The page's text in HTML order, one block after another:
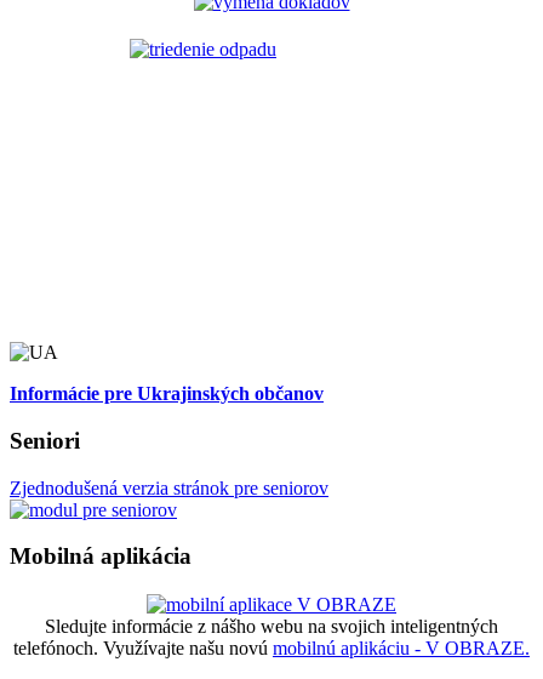
Informácie pre Ukrajinských občanov
Seniori
Zjednodušená verzia stránok pre seniorov
Mobilná aplikácia
Sledujte informácie z nášho webu na svojich inteligentných
telefónoch. Využívajte našu novú mobilnú aplikáciu - V OBRAZE.